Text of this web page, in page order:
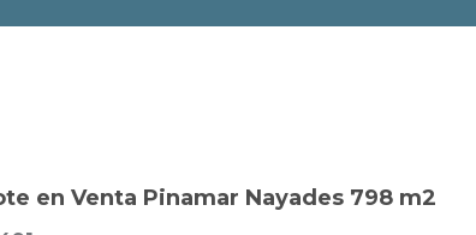
en Venta Pinamar Nayades 798 m2